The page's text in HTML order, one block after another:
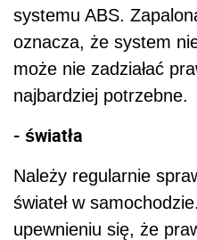
systemu ABS.
oznacza, że system
może nie zadziałać
najbardziej potrzebne.
- światła
Należy regularnie
świateł w
upewnieniu się, że